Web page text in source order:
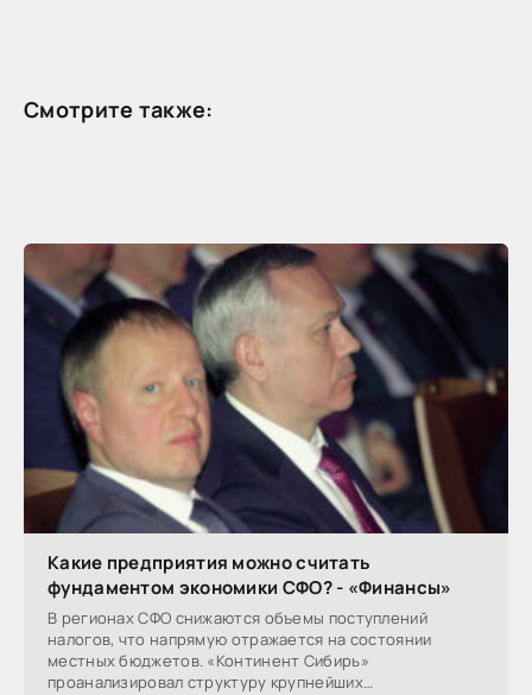
Смотрите также:
Какие предприятия можно считать
фундаментом экономики СФО? - «Финансы»
В регионах СФО снижаются объемы поступлений
налогов, что напрямую отражается на состоянии
местных бюджетов. «Континент Сибирь»
проанализировал структуру крупнейших